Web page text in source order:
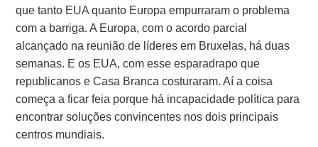
que tanto EUA quanto Europa empurraram o problema
com a barriga. A Europa, com o acordo parcial
alcançado na reunião de líderes em Bruxelas, há duas
semanas. E os EUA, com esse esparadrapo que
republicanos e Casa Branca costuraram. Aí a coisa
começa a ficar feia porque há incapacidade política para
encontrar soluções convincentes nos dois principais
centros mundiais.